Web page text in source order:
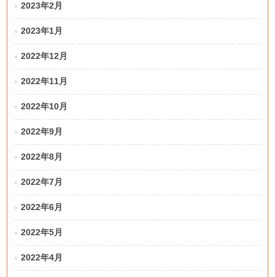
2023年2月
2023年1月
2022年12月
2022年11月
2022年10月
2022年9月
2022年8月
2022年7月
2022年6月
2022年5月
2022年4月